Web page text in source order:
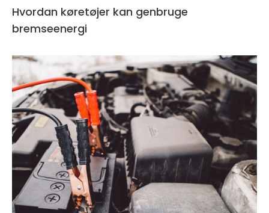
Hvordan køretøjer kan genbruge
bremseenergi